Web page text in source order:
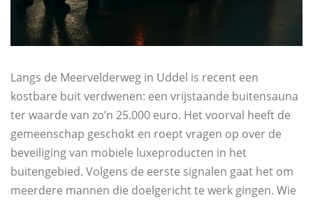
Langs de Meervelderweg in Uddel is recent een
kostbare buit verdwenen: een vrijstaande buitensauna
ter waarde van zo’n 25.000 euro. Het voorval heeft de
gemeenschap geschokt en roept vragen op over de
beveiliging van mobiele luxeproducten in het
buitengebied. Volgens de eerste signalen gaat het om
meerdere mannen die doelgericht te werk gingen. Wie